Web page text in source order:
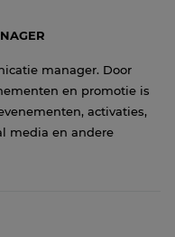
manager. Door
en promotie is
activaties,
media en andere